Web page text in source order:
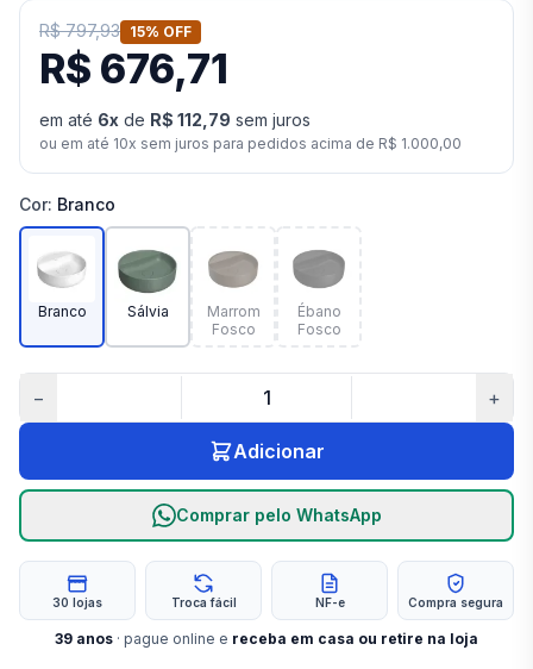
R$ 797,93 15% OFF
R$ 676,71
em até 6x de R$ 112,79 sem juros
ou em até 10x sem juros para pedidos acima de R$ 1.000,00
Cor: Branco
Branco Sálvia
Marrom
Fosco
Ébano
Fosco
− +
Adicionar
Comprar pelo WhatsApp
30 lojas Troca fácil NF-e Compra segura
39 anos · pague online e receba em casa ou retire na loja